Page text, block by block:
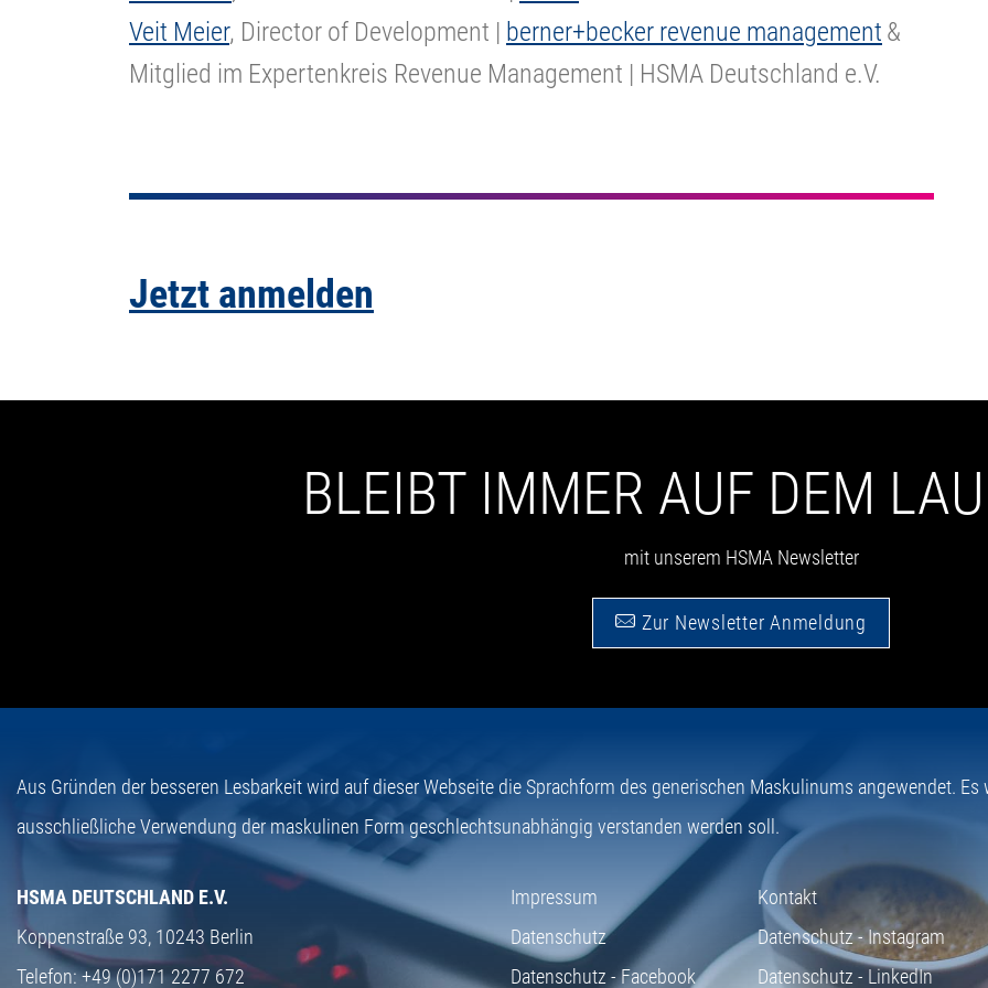
Veit Meier, Director of Development | berner+becker revenue management &
Mitglied im Expertenkreis Revenue Management | HSMA Deutschland e.V.
Jetzt anmelden
BLEIBT IMMER AUF DEM
mit unserem HSMA Newsletter
Zur Newsletter Anmeldung
Aus Gründen der besseren Lesbarkeit wird auf dieser Webseite die Sprachform des generischen Maskulinums angewendet.
ausschließliche Verwendung der maskulinen Form geschlechtsunabhängig verstanden werden soll.
HSMA DEUTSCHLAND E.V.
Koppenstraße 93, 10243 Berlin
Telefon:+49 (0)171 2277 672
Impressum
Kontakt
Datenschutz
Datenschutz - Instagram
Datenschutz - Facebook
Datenschutz - LinkedIn